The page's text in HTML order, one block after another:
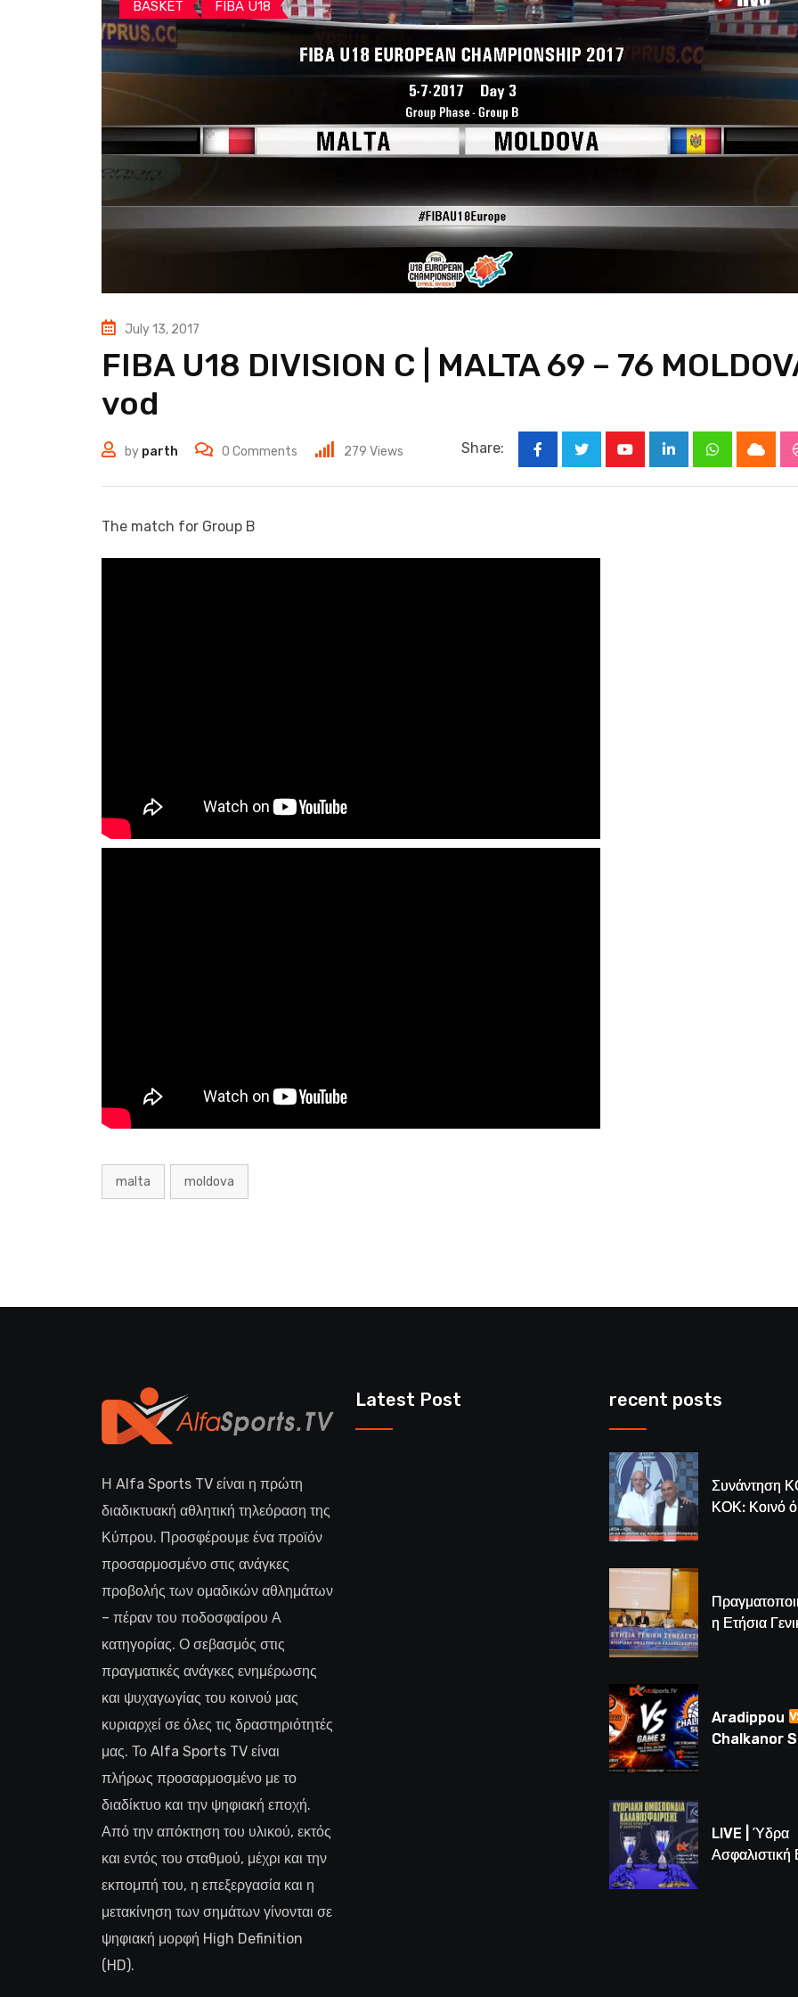
BASKET FIBA U18
July 13, 2017
FIBA U18 DIVISION C | MALTA 69 – 76
vod
by parth 0 Comments 279 Views Share:
LinkedInWhatsappCloud
The match for Group B
malta moldova
Η Alfa Sports TV είναι η πρώτη
διαδικτυακή αθλητική τηλεόραση της
Κύπρου. Προσφέρουμε ένα προϊόν
προσαρμοσμένο στις ανάγκες
προβολής των ομαδικών αθλημάτων
– πέραν του ποδοσφαίρου Α
κατηγορίας. Ο σεβασμός στις
πραγματικές ανάγκες ενημέρωσης
και ψυχαγωγίας του κοινού μας
κυριαρχεί σε όλες τις δραστηριότητές
μας. Το Alfa Sports TV είναι
πλήρως προσαρμοσμένο με το
διαδίκτυο και την ψηφιακή εποχή.
Από την απόκτηση του υλικού, εκτός
και εντός του σταθμού, μέχρι και την
εκπομπή του, η επεξεργασία και η
μετακίνηση των σημάτων γίνονται σε
ψηφιακή μορφή High Definition
(HD).
Latest Post recent posts
Συνάντηση
ΚΟΚ: Κοινό
η Ετήσια
(BINTEO)
Aradippou
Chalkanor
LIVE | Ύδρα
Ασφαλιστική